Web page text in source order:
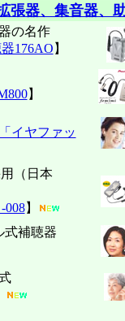
張器、集音器、
の名作
176AO 】
】
イヤファッ
（日本
008】
式補聴器